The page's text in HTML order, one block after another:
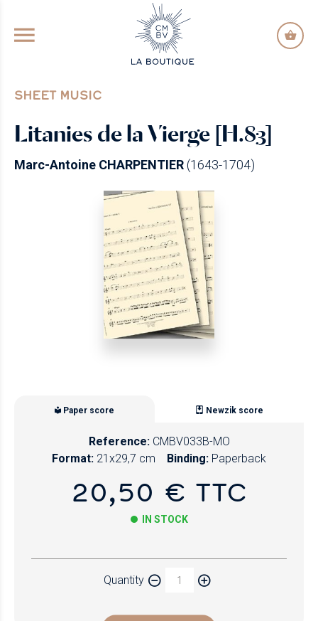
GO TO PRINCIPAL CONTENT
SHEET MUSIC
Litanies de la Vierge [H.83]
Marc-Antoine CHARPENTIER(1643-1704)
Paper score Newzik score
Reference: CMBV033B-MO
Format: 21x29,7 cm Binding: Paperback
20,50 € TTC
IN STOCK
Quantity